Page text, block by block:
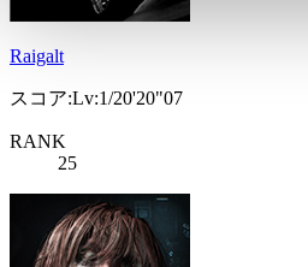
Raigalt
スコア:Lv:1/20'20"07
RANK
25